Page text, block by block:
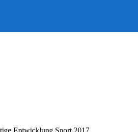
Entwicklung Sport 2017